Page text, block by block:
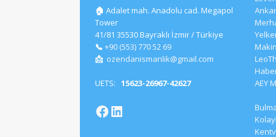
🏠 Adalet mah. Anadolu cad. Megapol
Tower
41/81 35530 Bayraklı İzmir / Türkiye
📞 +90 (553) 770 52 69
📩 ozendanismanlik@gmail.com
UETS: 15623-26967-42627
AEY